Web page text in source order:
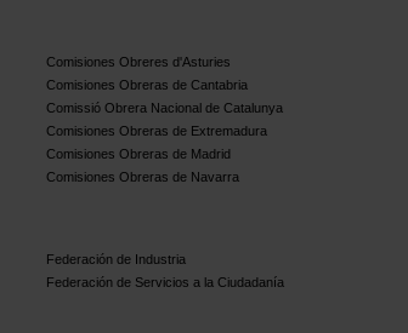
Comisiones Obreres d'Asturies
Comisiones Obreras de Cantabria
Comissió Obrera Nacional de Catalunya
Comisiones Obreras de Extremadura
Comisiones Obreras de Madrid
Comisiones Obreras de Navarra
Federación de Industria
Federación de Servicios a la Ciudadanía